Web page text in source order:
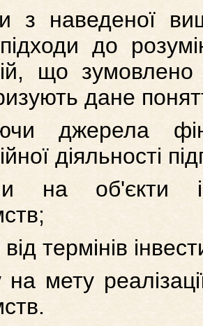
з наведеної
до
що зумовлено
дане
джерела
діяльності
на об'єкти
термінів
мету